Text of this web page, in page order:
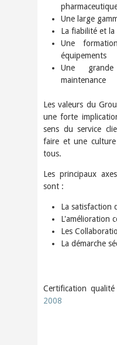
Une large
La fiabilité et
Une
équipements
Une
maintenance
Les valeurs du
une forte
sens du service
faire et une
tous.
Les principaux
sont :
La satisfaction
L'amélioration
Les
La démarche
Certification
2008